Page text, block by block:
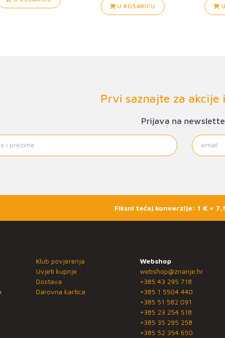
U KOŠARICU
Prvi saznajte za akcije
Prijava na
Fiksni tečaj konverzije: 1 € =
Klub povjerenja
Uvjeti kupnje
Dostava
Darovna kartica
Webshop
webshop@znanje.hr
+385 43 295 718
+385 1 5504 440
+385 51 582 091
+385 23 254 518
+385 35 295 258
+385 52 354 650